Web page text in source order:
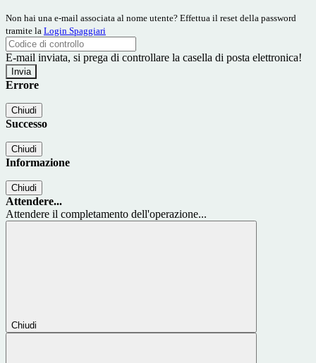
Non hai una e-mail associata al nome utente? Effettua il reset della password
tramite la Login Spaggiari
E-mail inviata, si prega di controllare la casella di posta elettronica!
Errore
Chiudi
Successo
Chiudi
Informazione
Chiudi
Attendere...
Attendere il completamento dell'operazione...
Chiudi